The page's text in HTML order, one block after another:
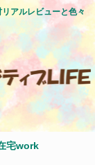
アルレビューと色々
宅work